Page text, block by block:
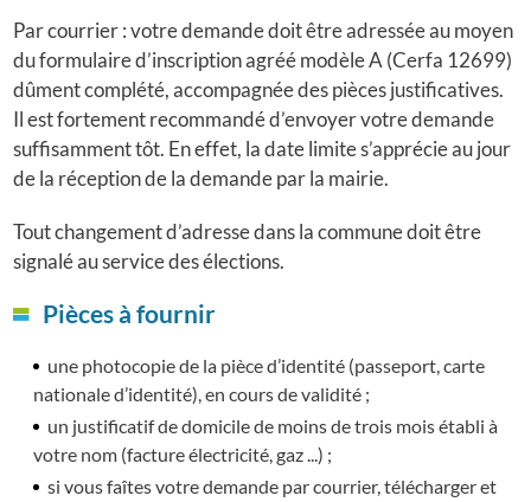
Par courrier : votre demande doit être adressée au moyen
du formulaire d’inscription agréé modèle A (Cerfa 12699)
dûment complété, accompagnée des pièces justificatives.
Il est fortement recommandé d’envoyer votre demande
suffisamment tôt. En effet, la date limite s’apprécie au jour
de la réception de la demande par la mairie.
Tout changement d’adresse dans la commune doit être
signalé au service des élections.
Pièces à fournir
une photocopie de la pièce d’identité (passeport, carte
nationale d’identité), en cours de validité ;
un justificatif de domicile de moins de trois mois établi à
votre nom (facture électricité, gaz ...) ;
si vous faîtes votre demande par courrier, télécharger et